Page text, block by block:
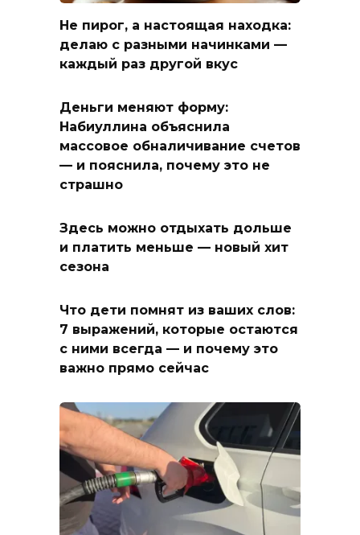
Не пирог, а настоящая находка:
делаю с разными начинками —
каждый раз другой вкус
Деньги меняют форму:
Набиуллина объяснила
массовое обналичивание счетов
— и пояснила, почему это не
страшно
Здесь можно отдыхать дольше
и платить меньше — новый хит
сезона
Что дети помнят из ваших слов:
7 выражений, которые остаются
с ними всегда — и почему это
важно прямо сейчас